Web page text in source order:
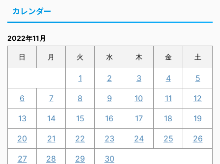
カレンダー
2022年11月
日 月 火 水 木 金 土
1 2 3 4 5
6 7 8 9 10 11 12
13 14 15 16 17 18 19
20 21 22 23 24 25 26
27 28 29
30